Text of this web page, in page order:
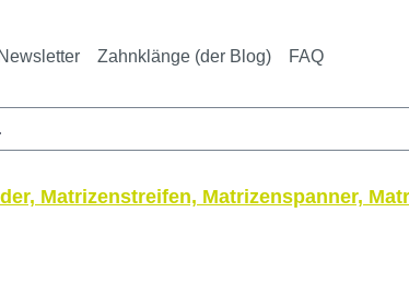
Newsletter Zahnklänge (der Blog) FAQ
Matrizenstreifen, Matrizenspanner,